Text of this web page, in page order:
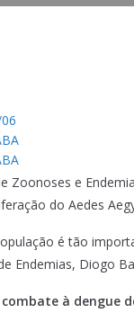
Zoonoses e
do Aedes
é tão
Endemias, Diogo
à dengue